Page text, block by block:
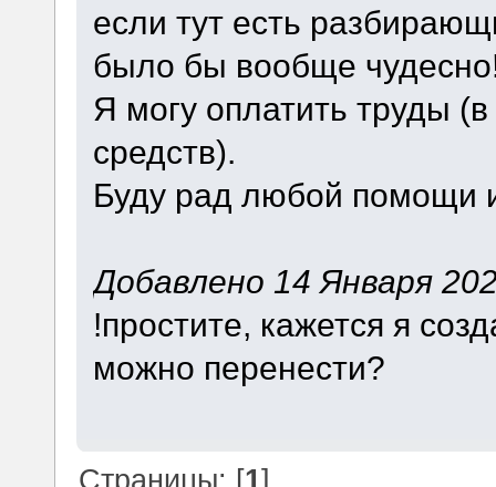
если тут есть
было бы вообще
Я могу оплатить труды
средств).
Буду рад любой помощи
Добавлено 14 Января
!простите, кажется я
можно перенести?
Страницы: [1]